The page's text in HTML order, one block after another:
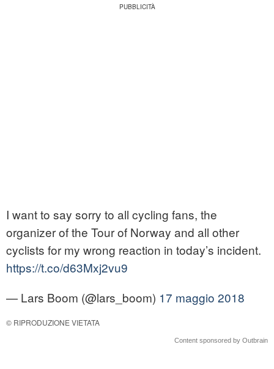
I want to say sorry to all cycling fans, the
organizer of the Tour of Norway and all other
cyclists for my wrong reaction in today’s incident.
https://t.co/d63Mxj2vu9
— Lars Boom (@lars_boom) 17 maggio 2018
© RIPRODUZIONE VIETATA
Content sponsored by Outbrain